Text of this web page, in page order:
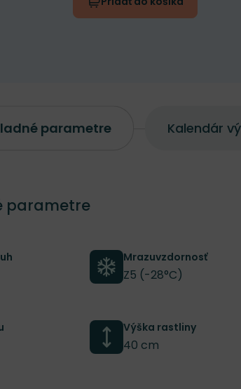
parametre Kalendár
parametre
parametre
Mrazuvzdornosť
Z5 (-28°C)
Výška rastliny
40 cm